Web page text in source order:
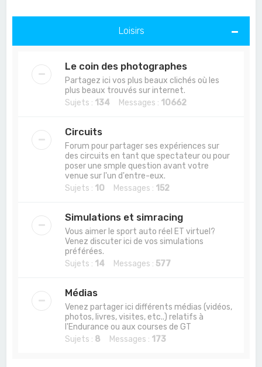
Loisirs
Le coin des photographes
Partagez ici vos plus beaux clichés où les
plus beaux trouvés sur internet.
Sujets : 134 Messages : 10662
Circuits
Forum pour partager ses expériences sur
des circuits en tant que spectateur ou pour
poser une smple question avant votre
venue sur l'un d'entre-eux.
Sujets : 10 Messages : 152
Simulations et simracing
Vous aimer le sport auto réel ET virtuel?
Venez discuter ici de vos simulations
préférées.
Sujets : 14 Messages : 577
Médias
Venez partager ici différents médias (vidéos,
photos, livres, visites, etc..) relatifs à
l'Endurance ou aux courses de GT
Sujets : 8 Messages : 173